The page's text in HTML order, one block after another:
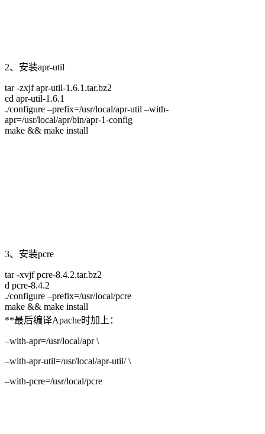
2、安装apr-util
tar -zxjf apr-util-1.6.1.tar.bz2
cd apr-util-1.6.1
./configure –prefix=/usr/local/apr-util –with-
apr=/usr/local/apr/bin/apr-1-config
make && make install
3、安装pcre
tar -xvjf pcre-8.4.2.tar.bz2
d pcre-8.4.2
./configure –prefix=/usr/local/pcre
make && make install
**最后编译Apache时加上：
–with-apr=/usr/local/apr \
–with-apr-util=/usr/local/apr-util/ \
–with-pcre=/usr/local/pcre